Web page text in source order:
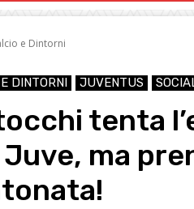
e Dintorni
DINTORNI JUVENTUS
tenta
ma